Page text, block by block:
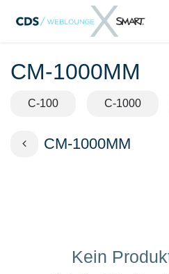
Zum Inhalt springen
CM-1000MM
C-100 C-1000
CM-1000MM
Kein